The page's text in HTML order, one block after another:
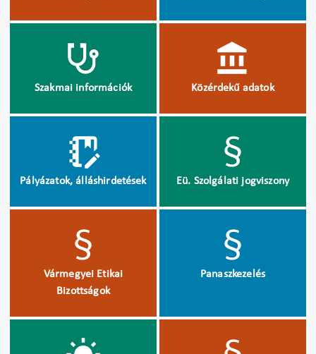
Szakmai információk Közérdekű adatok
Pályázatok, álláshirdetések Eü. Szolgálati jogviszony
Vármegyei Etikai
Bizottságok
Panaszkezelés